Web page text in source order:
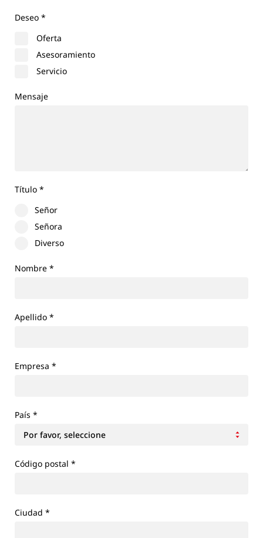
Deseo *
Oferta
Asesoramiento
Servicio
Mensaje
Título *
Señor
Señora
Diverso
Nombre *
Apellido *
Empresa *
País *
Código postal *
Ciudad *